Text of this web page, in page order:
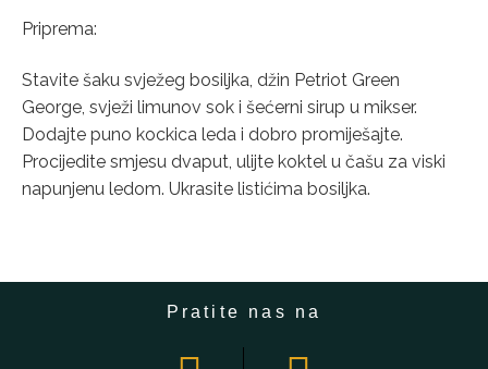
Priprema:
Stavite šaku svježeg bosiljka, džin Petriot Green
George, svježi limunov sok i šećerni sirup u mikser.
Dodajte puno kockica leda i dobro promiješajte.
Procijedite smjesu dvaput, ulijte koktel u čašu za viski
napunjenu ledom. Ukrasite listićima bosiljka.
Pratite nas na